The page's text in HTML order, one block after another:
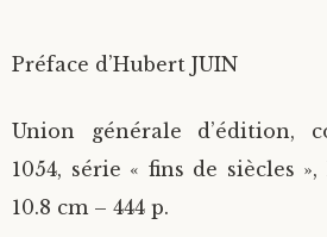
Préface d’Hubert JUIN
Union générale d’édition,
1054, série « fins de siècles »,
10.8 cm – 444 p.